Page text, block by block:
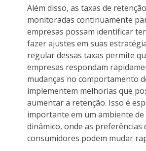
Além disso, as taxas de
monitoradas continuamente
empresas possam identificar
fazer ajustes em suas
regular dessas taxas permite
empresas respondam
mudanças no comportamento
implementem melhorias que
aumentar a retenção. Isso é
importante em um ambiente de
dinâmico, onde as preferências
consumidores podem mudar